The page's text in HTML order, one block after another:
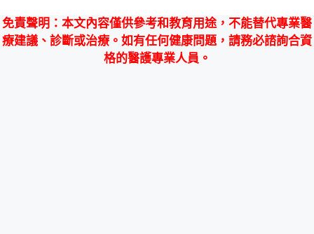
免責聲明 ：本文內容僅供參考和教育用途，不能替代專業醫
療建議、診斷或治療。如有任何健康問題，請務必諮詢合資
格的醫護專業人員。